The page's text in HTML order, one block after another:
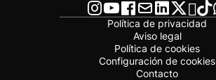
Política de privacidad
Aviso legal
Política de cookies
Configuración de cookies
Contacto